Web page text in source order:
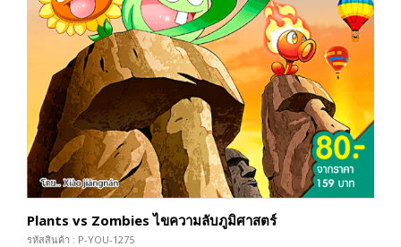
Plants vs Zombies ไขความลับภูมิศาสตร์
รหัสสินค้า : P-YOU-1275